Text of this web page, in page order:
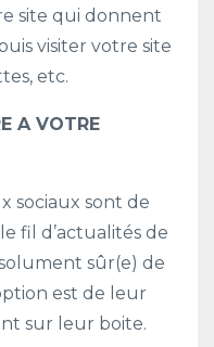
site qui donnent
visiter votre site
etc.
A VOTRE
sociaux sont de
fil d’actualités de
sûr(e) de
est de leur
sur leur boite.